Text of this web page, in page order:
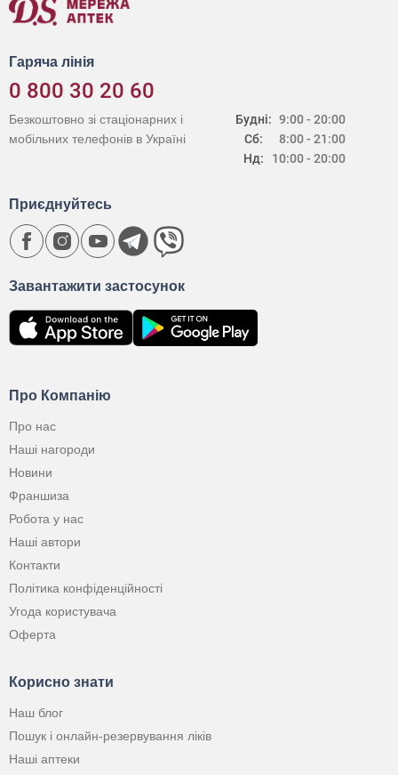
Гаряча лінія
0 800 30 20 60
Будні:
Сб:
Нд:
9:00 - 20:00
8:00 - 21:00
10:00 - 20:00
Безкоштовно зі стаціонарних і
мобільних телефонів в Україні
Про Компанію
Про нас
Наші нагороди
Новини
Франшиза
Робота у нас
Наші автори
Контакти
Політика конфіденційності
Угода користувача
Оферта
Корисно знати
Наш блог
Пошук і онлайн-резервування ліків
Наші аптеки
Завантажити застосунок
Приєднуйтесь